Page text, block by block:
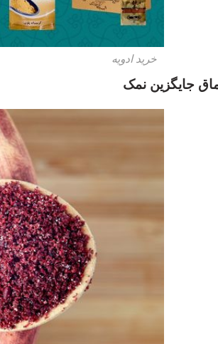
خرید ادویه
جایگزین نمک